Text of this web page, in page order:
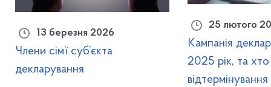
13 березня 2026
Члени сім’ї суб’єкта
декларування
25 лютого
Кампанія
2025 рік, та